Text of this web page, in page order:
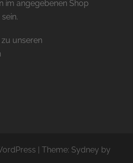
im angegebenen Shop
unseren
| Theme: Sydney by